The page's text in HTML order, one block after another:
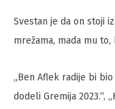
Svestan je da on stoji
mrežama, mada mu
„Ben Aflek radije bi
dodeli Gremija 2023.“,